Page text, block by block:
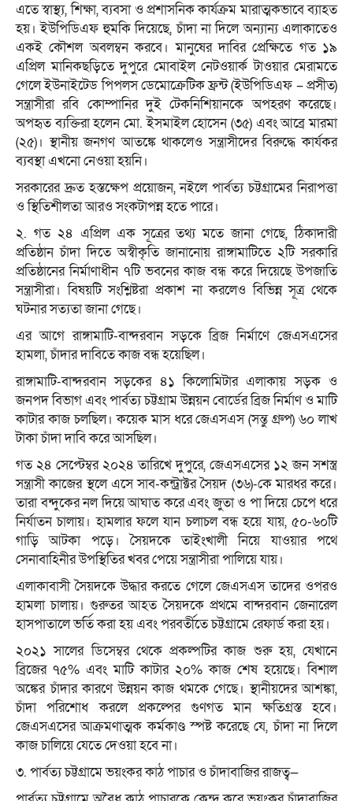
এতে স্বাস্থ্য, শিক্ষা, ব্যবসা ও প্রশাসনিক কার্যক্রম মারাত্মকভাবে ব্যাহত
হয়। ইউপিডিএফ হুমকি দিয়েছে, চাঁদা না দিলে অন্যান্য এলাকাতেও
একই কৌশল অবলম্বন করবে। মানুষের দাবির প্রেক্ষিতে গত ১৯
এপ্রিল মানিকছড়িতে দুপুরে মোবাইল নেটওয়ার্ক টাওয়ার মেরামতে
গেলে ইউনাইটেড পিপলস ডেমোক্রেটিক ফ্রন্ট (ইউপিডিএফ – প্রসীত)
সন্ত্রাসীরা রবি কোম্পানির দুই টেকনিশিয়ানকে অপহরণ করেছে।
অপহৃত ব্যক্তিরা হলেন মো. ইসমাইল হোসেন (৩৫) এবং আব্রে মারমা
(২৫)। স্থানীয় জনগণ আতঙ্কে থাকলেও সন্ত্রাসীদের বিরুদ্ধে কার্যকর
ব্যবস্থা এখনো নেওয়া হয়নি।
সরকারের দ্রুত হস্তক্ষেপ প্রয়োজন, নইলে পার্বত্য চট্টগ্রামের নিরাপত্তা
ও স্থিতিশীলতা আরও সংকটাপন্ন হতে পারে।
২. গত ২৪ এপ্রিল এক সূত্রের তথ্য মতে জানা গেছে, ঠিকাদারী
প্রতিষ্ঠান চাঁদা দিতে অস্বীকৃতি জানানোয় রাঙ্গামাটিতে ২টি সরকারি
প্রতিষ্ঠানের নির্মাণাধীন ৭টি ভবনের কাজ বন্ধ করে দিয়েছে উপজাতি
সন্ত্রাসীরা। বিষয়টি সংশ্লিষ্টরা প্রকাশ না করলেও বিভিন্ন সূত্র থেকে
ঘটনার সত্যতা জানা গেছে।
এর আগে রাঙ্গামাটি-বান্দরবান সড়কে ব্রিজ নির্মাণে জেএসএসের
হামলা, চাঁদার দাবিতে কাজ বন্ধ হয়েছিল।
রাঙ্গামাটি-বান্দরবান সড়কের ৪১ কিলোমিটার এলাকায় সড়ক ও
জনপদ বিভাগ এবং পার্বত্য চট্টগ্রাম উন্নয়ন বোর্ডের ব্রিজ নির্মাণ ও মাটি
কাটার কাজ চলছিল। কয়েক মাস ধরে জেএসএস (সন্তু গ্রুপ) ৬০ লাখ
টাকা চাঁদা দাবি করে আসছিল।
গত ২৪ সেপ্টেম্বর ২০২৪ তারিখে দুপুরে, জেএসএসের ১২ জন সশস্ত্র
সন্ত্রাসী কাজের স্থলে এসে সাব-কন্ট্রাক্টর সৈয়দ (৩৬)-কে মারধর করে।
তারা বন্দুকের নল দিয়ে আঘাত করে এবং জুতা ও পা দিয়ে চেপে ধরে
নির্যাতন চালায়। হামলার ফলে যান চলাচল বন্ধ হয়ে যায়, ৫০-৬০টি
গাড়ি আটকা পড়ে। সৈয়দকে তাইংখালী নিয়ে যাওয়ার পথে
সেনাবাহিনীর উপস্থিতির খবর পেয়ে সন্ত্রাসীরা পালিয়ে যায়।
এলাকাবাসী সৈয়দকে উদ্ধার করতে গেলে জেএসএস তাদের ওপরও
হামলা চালায়। গুরুতর আহত সৈয়দকে প্রথমে বান্দরবান জেনারেল
হাসপাতালে ভর্তি করা হয় এবং পরবর্তীতে চট্টগ্রামে রেফার্ড করা হয়।
২০২১ সালের ডিসেম্বর থেকে প্রকল্পটির কাজ শুরু হয়, যেখানে
ব্রিজের ৭৫% এবং মাটি কাটার ২০% কাজ শেষ হয়েছে। বিশাল
অঙ্কের চাঁদার কারণে উন্নয়ন কাজ থমকে গেছে। স্থানীয়দের আশঙ্কা,
চাঁদা পরিশোধ করলে প্রকল্পের গুণগত মান ক্ষতিগ্রস্ত হবে।
জেএসএসের আক্রমণাত্মক কর্মকাণ্ড স্পষ্ট করেছে যে, চাঁদা না দিলে
কাজ চালিয়ে যেতে দেওয়া হবে না।
৩. পার্বত্য চট্টগ্রামে ভয়ংকর কাঠ পাচার ও চাঁদাবাজির রাজত্ব—